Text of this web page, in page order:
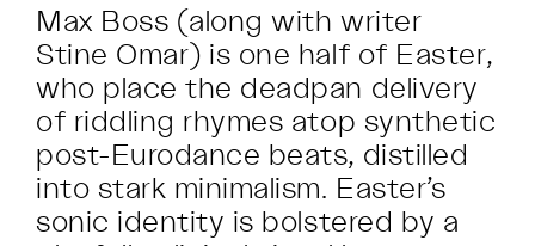
Max Boss (along with writer
Stine Omar) is one half of Easter,
who place the deadpan delivery
of riddling rhymes atop synthetic
post-Eurodance beats, distilled
into stark minimalism. Easter’s
sonic identity is bolstered by a